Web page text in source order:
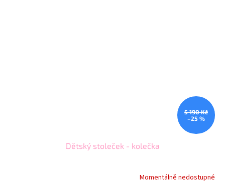
5 190 Kč
–25 %
Dětský stoleček - kolečka
Momentálně nedostupné